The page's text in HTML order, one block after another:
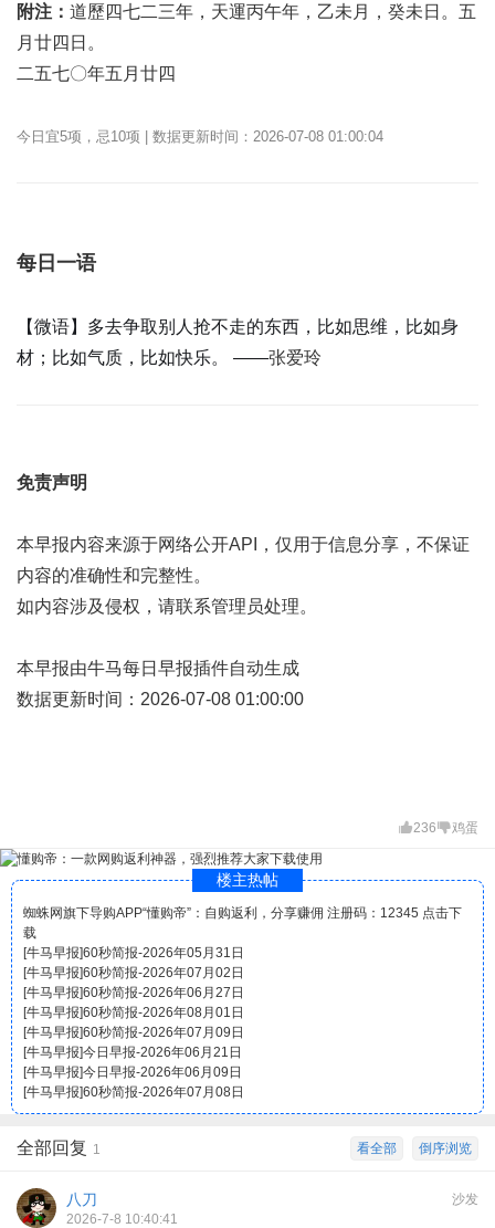
附注： 道歷四七二三年，天運丙午年，乙未月，癸未日。五
月廿四日。
二五七〇年五月廿四
今日宜5项，忌10项 | 数据更新时间：2026-07-08 01:00:04
每日一语
【微语】多去争取别人抢不走的东西，比如思维，比如身
材；比如气质，比如快乐。 ——张爱玲
免责声明
本早报内容来源于网络公开API，仅用于信息分享，不保证
内容的准确性和完整性。
如内容涉及侵权，请联系管理员处理。
本早报由牛马每日早报插件自动生成
数据更新时间：2026-07-08 01:00:00
236 鸡蛋
楼主热帖
蜘蛛网旗下导购APP“懂购帝”：自购返利，分享赚佣 注册码：12345 点击下
载
60秒简报-2026年05月31日
[牛马早报]
60秒简报-2026年07月02日
[牛马早报]
60秒简报-2026年06月27日
[牛马早报]
60秒简报-2026年08月01日
[牛马早报]
60秒简报-2026年07月09日
[牛马早报]
今日早报-2026年06月21日
[牛马早报]
今日早报-2026年06月09日
[牛马早报]
60秒简报-2026年07月08日
[牛马早报]
倒序浏览
看全部
全部回复 1
沙发
八刀
2026-7-8 10:40:41